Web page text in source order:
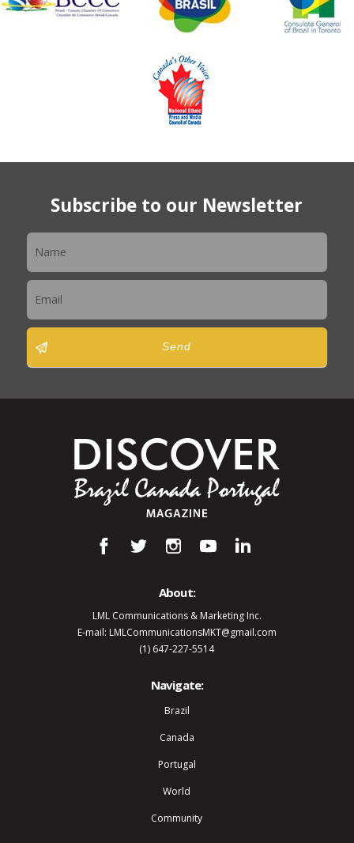
Subscribe to our Newsletter
Send
About:
LML Communications & Marketing Inc.
E-mail: LMLCommunicationsMKT@gmail.com
(1) 647-227-5514
Navigate:
Brazil
Canada
Portugal
World
Community